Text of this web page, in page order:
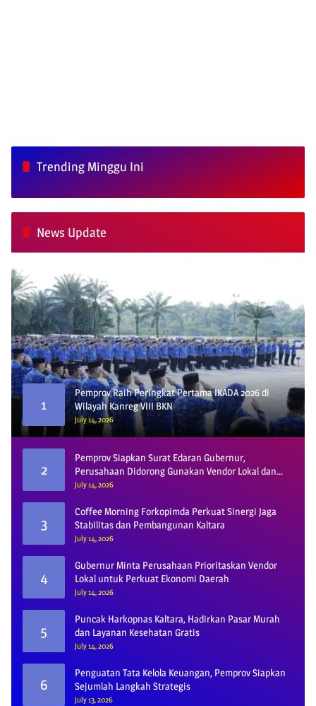
Trending Minggu Ini
News Update
1
Pemprov Raih Peringkat Pertama IKADA 2026 di
Wilayah Kanreg VIII BKN
July 14, 2026
2
Pemprov Siapkan Surat Edaran Gubernur,
Perusahaan Didorong Gunakan Vendor Lokal dan
Pelat KU
July 14, 2026
3
Coffee Morning Forkopimda Perkuat Sinergi Jaga
Stabilitas dan Pembangunan Kaltara
July 14, 2026
4
Gubernur Minta Perusahaan Prioritaskan Vendor
Lokal untuk Perkuat Ekonomi Daerah
July 14, 2026
5
Puncak Harkopnas Kaltara, Hadirkan Pasar Murah
dan Layanan Kesehatan Gratis
July 14, 2026
6
Penguatan Tata Kelola Keuangan, Pemprov Siapkan
Sejumlah Langkah Strategis
July 13, 2026